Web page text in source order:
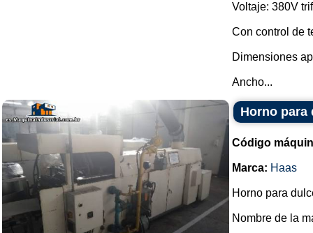
Voltaje: 380V
Con control de
Dimensiones
Ancho...
Horno para
Código
Marca: Haas
Horno para
Nombre de la